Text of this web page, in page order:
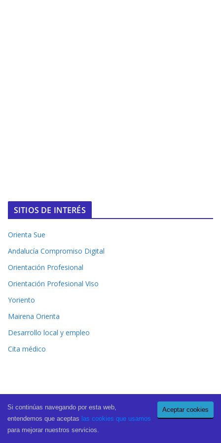
SITIOS DE INTERÉS
Orienta Sue
Andalucía Compromiso Digital
Orientación Profesional
Orientación Profesional Viso
Yoriento
Mairena Orienta
Desarrollo local y empleo
Cita médico
Copyright © 2026 El Periódico de Mairena
. All rights reserved.
Theme:
ColorMag Pro by ThemeGrill. Powered by
Aceptar cookies
Si continúas navegando por esta web,
entendemos que aceptas las cookies que usamos
para mejorar nuestros servicios.